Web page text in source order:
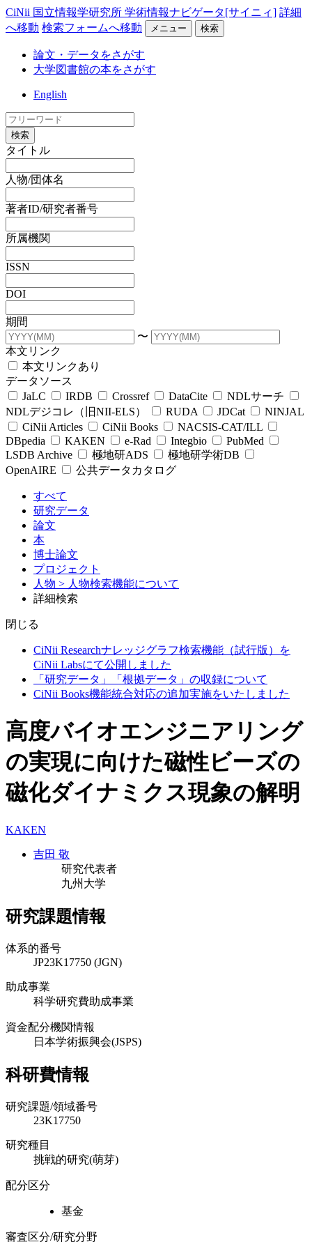
CiNii 国立情報学研究所 学術情報ナビゲータ[サイニィ] 詳細
へ移動 検索フォームへ移動 メニュー 検索
論文・データをさがす
大学図書館の本をさがす
English
検索
タイトル
人物/団体名
著者ID/研究者番号
所属機関
ISSN
DOI
期間
〜
本文リンク
本文リンクあり
データソース
JaLC
IRDB Crossref DataCite
NDLサーチ
NDLデジコレ（旧NII-ELS）
RUDA JDCat
NINJAL
CiNii Articles
CiNii Books
NACSIS-CAT/ILL
DBpedia
KAKEN e-Rad Integbio
PubMed
LSDB Archive
極地研ADS
極地研学術DB
OpenAIRE
公共データカタログ
すべて
研究データ
論文
本
博士論文
プロジェクト
人物 > 人物検索機能について
詳細検索
閉じる
CiNii Researchナレッジグラフ検索機能（試行版）を
CiNii Labsにて公開しました
「研究データ」「根拠データ」の収録について
CiNii Books機能統合対応の追加実施をいたしました
高度バイオエンジニアリング
の実現に向けた磁性ビーズの
磁化ダイナミクス現象の解明
KAKEN
吉田 敬
研究代表者
九州大学
研究課題情報
体系的番号
JP23K17750 (JGN)
助成事業
科学研究費助成事業
資金配分機関情報
日本学術振興会(JSPS)
科研費情報
研究課題/領域番号
23K17750
研究種目
挑戦的研究(萌芽)
配分区分
基金
審査区分/研究分野